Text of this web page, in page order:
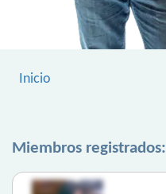
Inicio
Miembros registrados: